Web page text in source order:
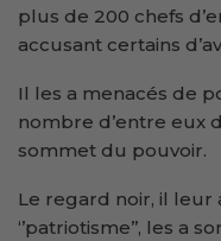
plus de 200 chefs
accusant certains
Il les a menacés de
nombre d’entre eux
sommet du pouvoir.
Le regard noir, il
‘’patriotisme’’, les a